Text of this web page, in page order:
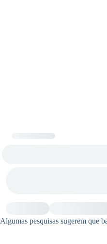
Algumas pesquisas sugerem que